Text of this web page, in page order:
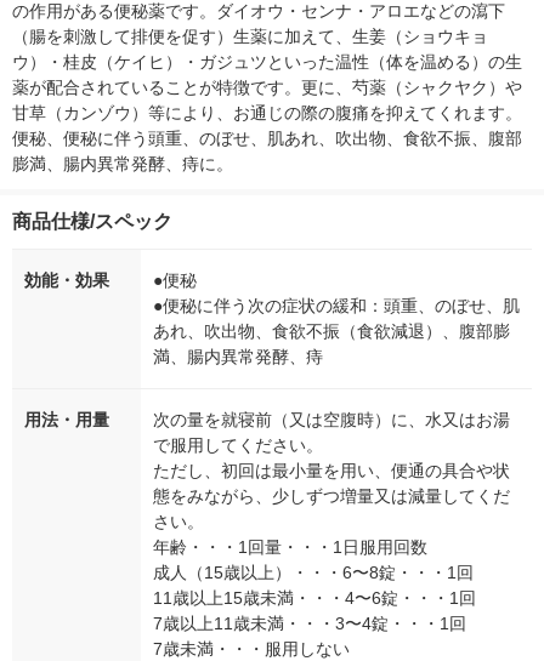
の作用がある便秘薬です。ダイオウ・センナ・アロエなどの瀉下
（腸を刺激して排便を促す）生薬に加えて、生姜（ショウキョ
ウ）・桂皮（ケイヒ）・ガジュツといった温性（体を温める）の生
薬が配合されていることが特徴です。更に、芍薬（シャクヤク）や
甘草（カンゾウ）等により、お通じの際の腹痛を抑えてくれます。
便秘、便秘に伴う頭重、のぼせ、肌あれ、吹出物、食欲不振、腹部
膨満、腸内異常発酵、痔に。
商品仕様/スペック
効能・効果
●便秘
●便秘に伴う次の症状の緩和：頭重、のぼせ、肌
あれ、吹出物、食欲不振（食欲減退）、腹部膨
満、腸内異常発酵、痔
用法・用量
次の量を就寝前（又は空腹時）に、水又はお湯
で服用してください。
ただし、初回は最小量を用い、便通の具合や状
態をみながら、少しずつ増量又は減量してくだ
さい。
年齢・・・1回量・・・1日服用回数
成人（15歳以上）・・・6〜8錠・・・1回
11歳以上15歳未満・・・4〜6錠・・・1回
7歳以上11歳未満・・・3〜4錠・・・1回
7歳未満・・・服用しない